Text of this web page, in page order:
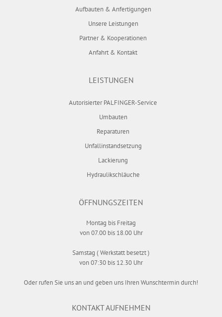
Aufbauten & Anfertigungen
Unsere Leistungen
Partner & Kooperationen
Anfahrt & Kontakt
LEISTUNGEN
Autorisierter PALFINGER-Service
Umbauten
Reparaturen
Unfallinstandsetzung
Lackierung
Hydraulikschläuche
ÖFFNUNGS­ZEITEN
Montag bis Freitag
von 07.00 bis 18.00 Uhr
Samstag ( Werkstatt besetzt )
von 07:30 bis 12.30 Uhr
Oder rufen Sie uns an und geben uns Ihren Wunschtermin durch!
KONTAKT AUFNEHMEN